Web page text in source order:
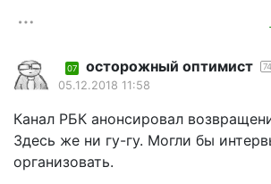
07 осторожный оптимист
05.12.2018 11:58
Канал РБК анонсировал
Здесь же ни гу-гу. Могли бы
организовать.